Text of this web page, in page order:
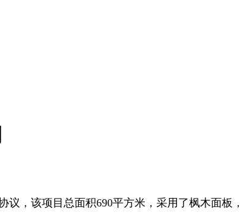
议，该项目总面积690平方米，采用了枫木面板，